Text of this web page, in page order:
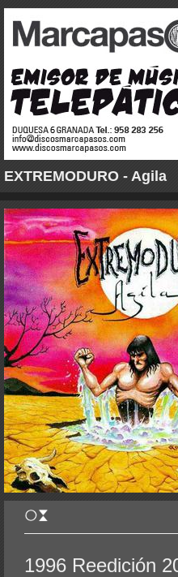
EXTREMODURO - Agila
1996 Reedición